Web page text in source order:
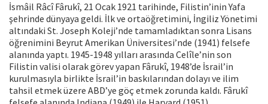
İsmâil Râcî Fârukî, 21 Ocak 1921 tarihinde, Filistin’inin Yafa
şehrinde dünyaya geldi. İlk ve ortaöğretimini, İngiliz Yönetimi
altındaki St. Joseph Koleji’nde tamamladıktan sonra Lisans
öğrenimini Beyrut Amerikan Üniversitesi’nde (1941) felsefe
alanında yaptı. 1945-1948 yılları arasında Celîle’nin son
Filistin valisi olarak görev yapan Fârukî, 1948’de İsrail’in
kurulmasıyla birlikte İsrail’in baskılarından dolayı ve ilim
tahsil etmek üzere ABD’ye göç etmek zorunda kaldı. Fârukî